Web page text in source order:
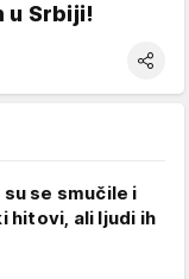
u Srbiji!
se smučile i
hitovi, ali ljudi ih